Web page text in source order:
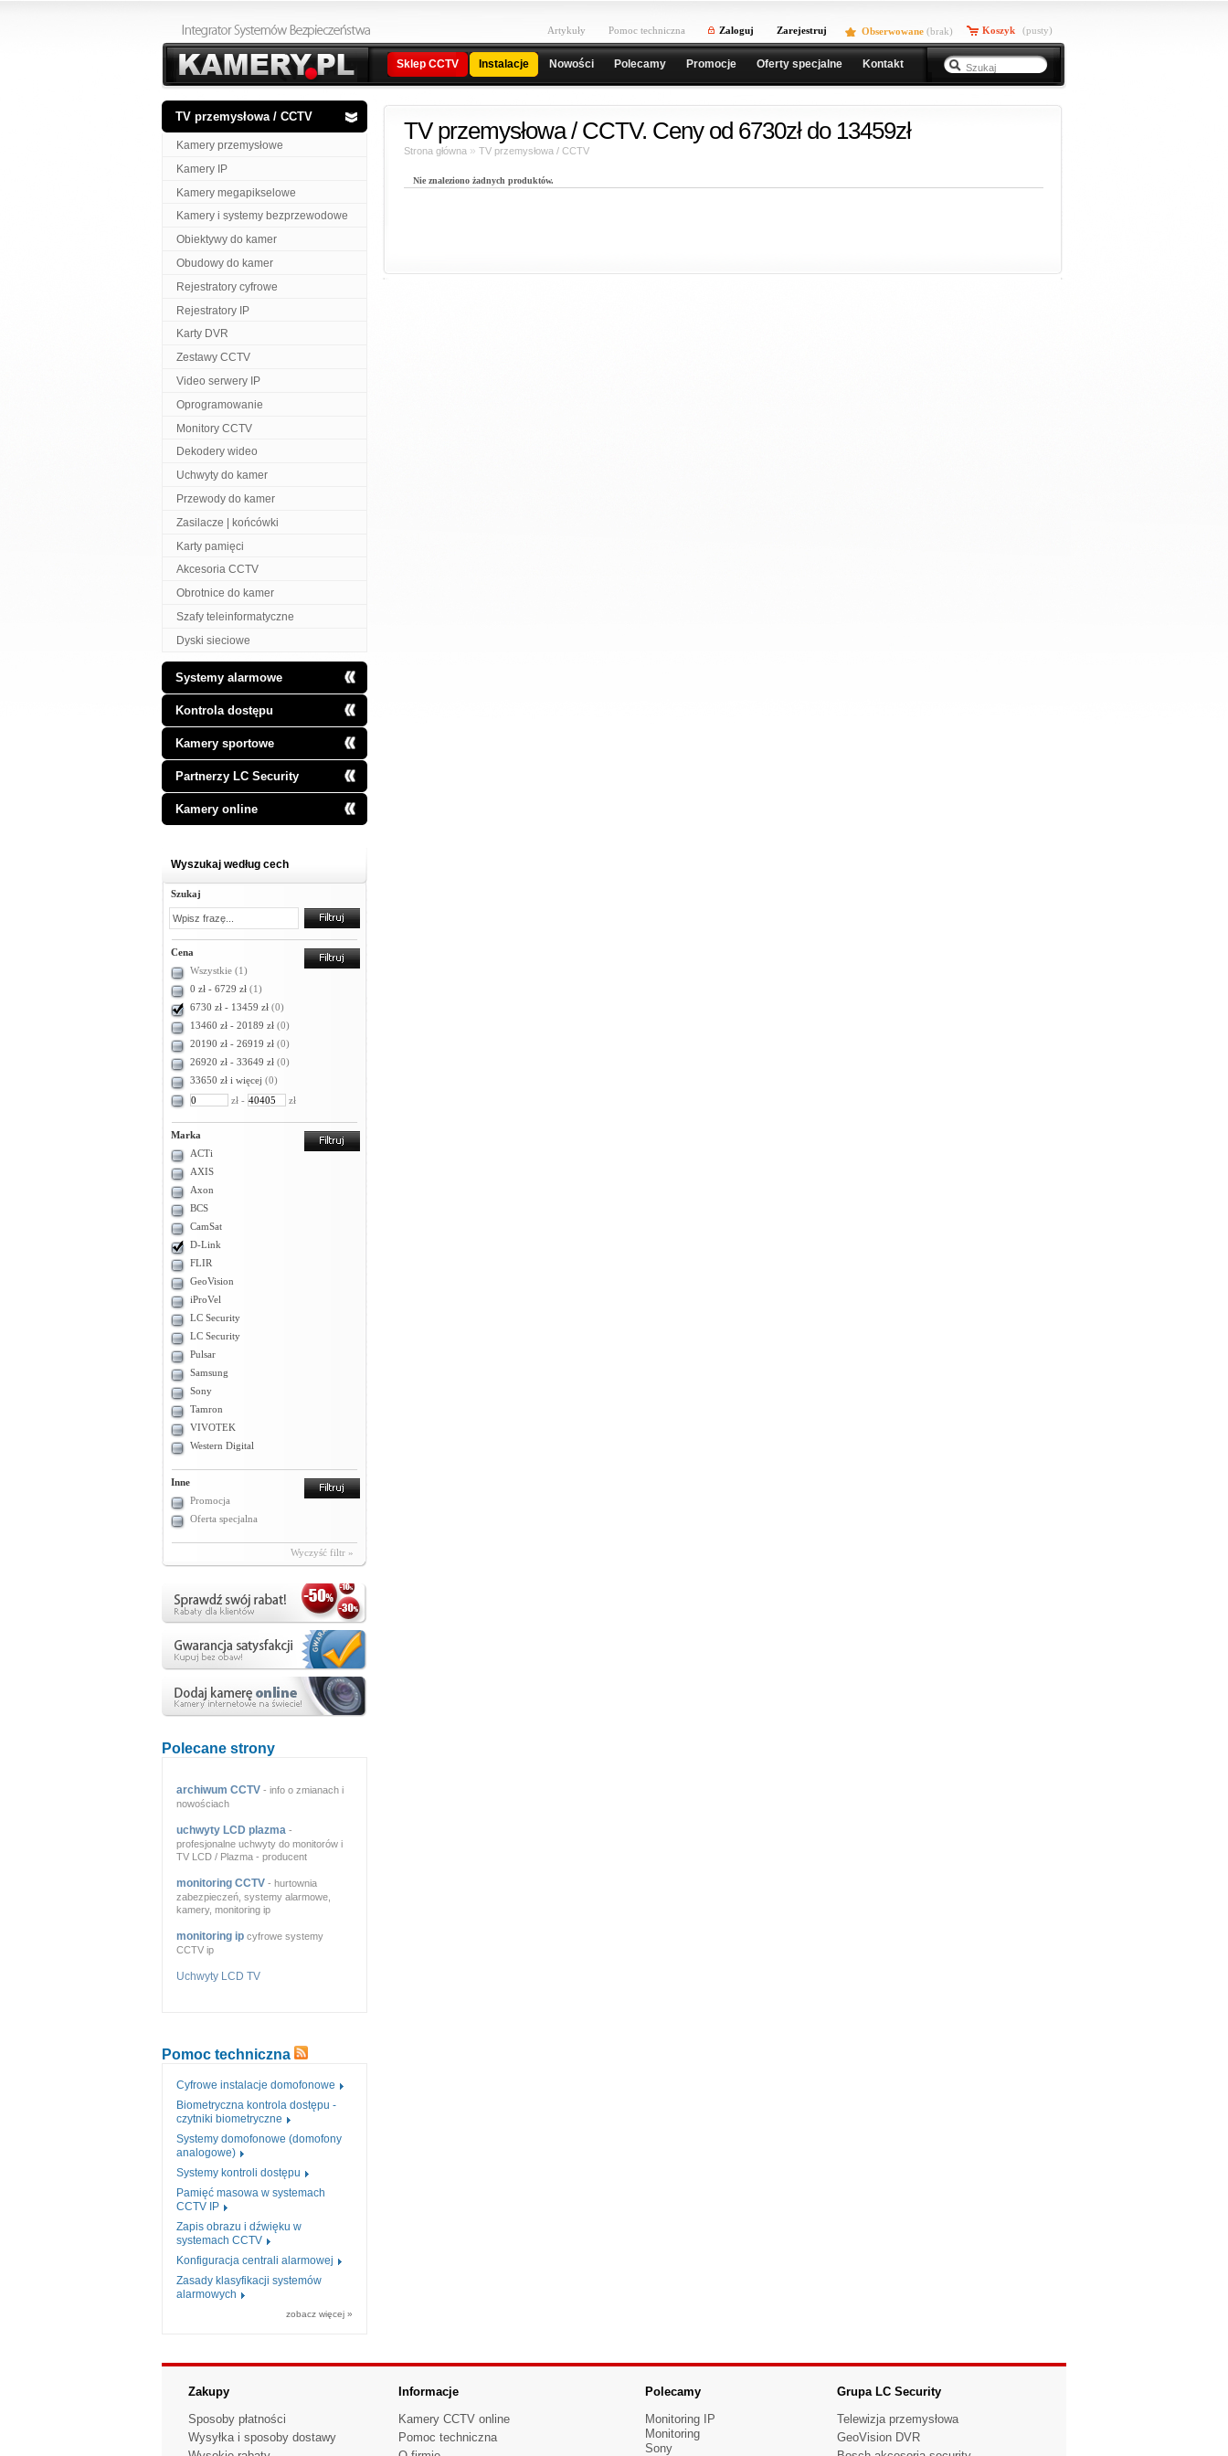
Artykuły Pomoc techniczna Zaloguj Zarejestruj Obserwowane (brak) Koszyk (pusty)
Sklep CCTV Instalacje Nowości Polecamy Promocje Oferty specjalne Kontakt
TV przemysłowa / CCTV
Kamery przemysłowe
Kamery IP
Kamery megapikselowe
Kamery i systemy bezprzewodowe
Obiektywy do kamer
Obudowy do kamer
Rejestratory cyfrowe
Rejestratory IP
Karty DVR
Zestawy CCTV
Video serwery IP
Oprogramowanie
Monitory CCTV
Dekodery wideo
Uchwyty do kamer
Przewody do kamer
Zasilacze | końcówki
Karty pamięci
Akcesoria CCTV
Obrotnice do kamer
Szafy teleinformatyczne
Dyski sieciowe
Systemy alarmowe
Kontrola dostępu
Kamery sportowe
Partnerzy LC Security
Kamery online
Wyszukaj według cech
Szukaj
Cena
Wszystkie (1)
0 zł - 6729 zł (1)
6730 zł - 13459 zł (0)
13460 zł - 20189 zł (0)
20190 zł - 26919 zł (0)
26920 zł - 33649 zł (0)
33650 zł i więcej (0)
zł -
zł
Marka
ACTi
AXIS
Axon
BCS
CamSat
D-Link
FLIR
GeoVision
iProVel
LC Security
LC Security
Pulsar
Samsung
Sony
Tamron
VIVOTEK
Western Digital
Inne
Promocja
Oferta specjalna
Wyczyść filtr »
Polecane strony
archiwum CCTV - info o zmianach i
nowościach
uchwyty LCD plazma -
profesjonalne uchwyty do monitorów i
TV LCD / Plazma - producent
monitoring CCTV - hurtownia
zabezpieczeń, systemy alarmowe,
kamery, monitoring ip
monitoring ip cyfrowe systemy
CCTV ip
Uchwyty LCD TV
Pomoc techniczna
Cyfrowe instalacje domofonowe
Biometryczna kontrola dostępu -
czytniki biometryczne
Systemy domofonowe (domofony
analogowe)
Systemy kontroli dostępu
Pamięć masowa w systemach
CCTV IP
Zapis obrazu i dźwięku w
systemach CCTV
Konfiguracja centrali alarmowej
Zasady klasyfikacji systemów
alarmowych
zobacz więcej »
TV przemysłowa / CCTV. Ceny od 6730zł do 13459zł
Strona główna » TV przemysłowa / CCTV
Nie znaleziono żadnych produktów.
Zakupy
Sposoby płatności
Wysyłka i sposoby dostawy
Informacje
Kamery CCTV online
Pomoc techniczna
Polecamy
Monitoring IP
Monitoring
Sony
Grupa LC Security
Telewizja przemysłowa
GeoVision DVR